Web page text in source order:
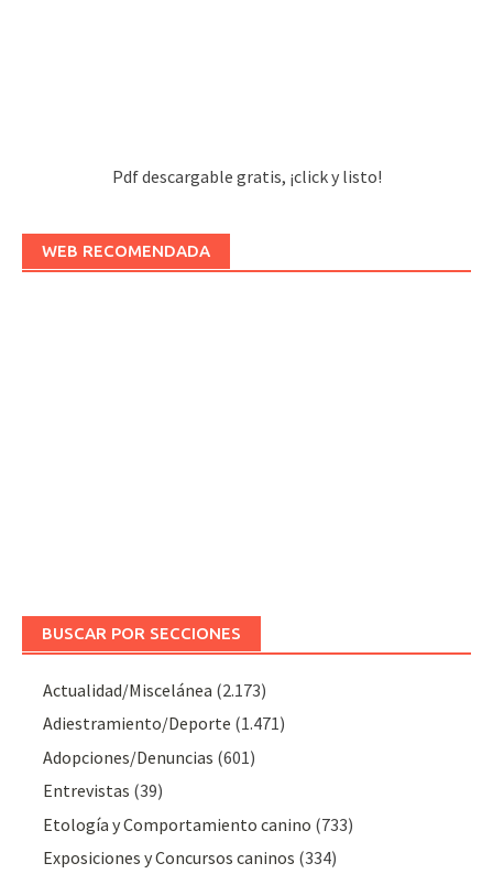
Pdf descargable gratis, ¡click y listo!
WEB RECOMENDADA
BUSCAR POR SECCIONES
Actualidad/Miscelánea (2.173)
Adiestramiento/Deporte (1.471)
Adopciones/Denuncias (601)
Entrevistas (39)
Etología y Comportamiento canino (733)
Exposiciones y Concursos caninos (334)